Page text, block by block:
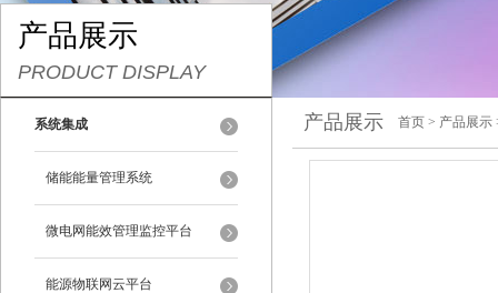
产品展示
PRODUCT DISPLAY
系统集成
储能能量管理系统
微电网能效管理监控平台
能源物联网云平台
产品展示 首页 > 产品展示